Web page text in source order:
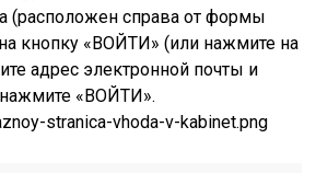
(расположен справа от формы
кнопку «ВОЙТИ» (или нажмите на
адрес электронной почты и
нажмите «ВОЙТИ».